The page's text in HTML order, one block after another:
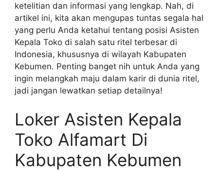
ketelitian dan informasi yang lengkap. Nah, di
artikel ini, kita akan mengupas tuntas segala hal
yang perlu Anda ketahui tentang posisi Asisten
Kepala Toko di salah satu ritel terbesar di
Indonesia, khususnya di wilayah Kabupaten
Kebumen. Penting banget nih untuk Anda yang
ingin melangkah maju dalam karir di dunia ritel,
jadi jangan lewatkan setiap detailnya!
Loker Asisten Kepala
Toko Alfamart Di
Kabupaten Kebumen